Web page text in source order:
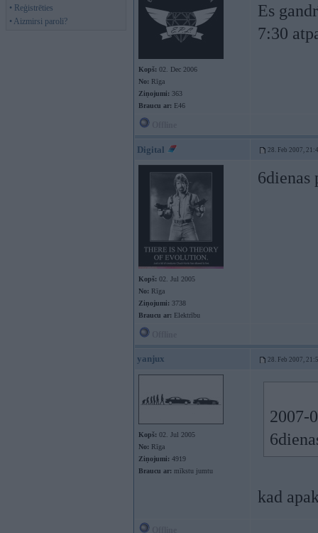
• Reģistrēties
• Aizmirsi paroli?
Kopš: 02. Dec 2006
No: Rīga
Ziņojumi: 363
Braucu ar: E46
Es
7:30
Digital 28. Feb 2007,
Kopš: 02. Jul 2005
No: Rīga
Ziņojumi: 3738
Braucu ar: Elektrību
6dienas
yanjux 28. Feb 2007,
Kopš: 02. Jul 2005
No: Rīga
Ziņojumi: 4919
Braucu ar: mīkstu jumtu
2007-
kad